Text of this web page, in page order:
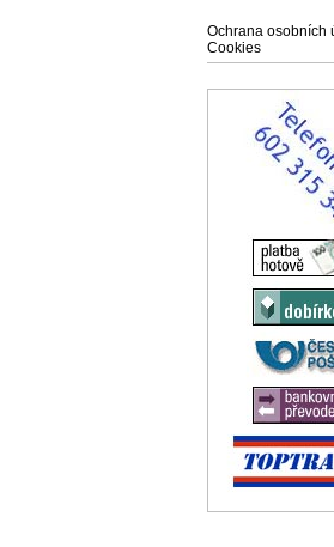
Ochrana osobních
Cookies